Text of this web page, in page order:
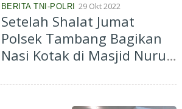
BERITA TNI-POLRI 29 Okt 2022
Setelah Shalat Jumat
Polsek Tambang Bagikan
Nasi Kotak di Masjid Nurur
Pinang